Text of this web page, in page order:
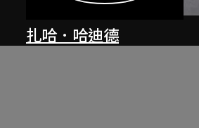
扎哈．哈迪德